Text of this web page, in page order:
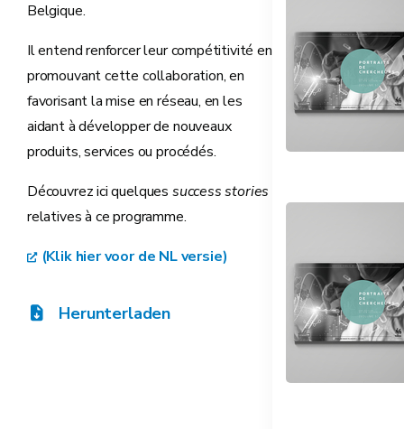
Belgique.
Il entend renforcer leur compétitivité en
promouvant cette collaboration, en
favorisant la mise en réseau, en les
aidant à développer de nouveaux
produits, services ou procédés.
Découvrez ici quelques success stories
relatives à ce programme.
(Klik hier voor de NL versie)
Herunterladen